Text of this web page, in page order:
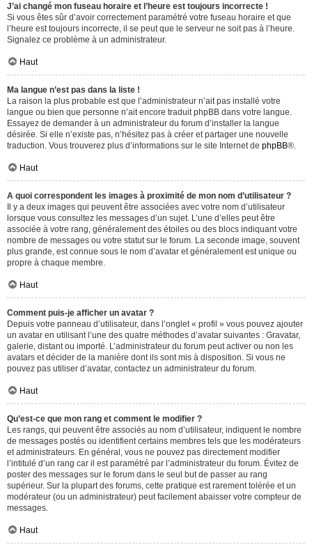
J’ai changé mon fuseau horaire et l’heure est toujours incorrecte !
Si vous êtes sûr d’avoir correctement paramétré votre fuseau horaire et que
l’heure est toujours incorrecte, il se peut que le serveur ne soit pas à l’heure.
Signalez ce problème à un administrateur.
Haut
Ma langue n’est pas dans la liste !
La raison la plus probable est que l’administrateur n’ait pas installé votre
langue ou bien que personne n’ait encore traduit phpBB dans votre langue.
Essayez de demander à un administrateur du forum d’installer la langue
désirée. Si elle n’existe pas, n’hésitez pas à créer et partager une nouvelle
traduction. Vous trouverez plus d’informations sur le site Internet de phpBB®.
Haut
A quoi correspondent les images à proximité de mon nom d’utilisateur ?
Il y a deux images qui peuvent être associées avec votre nom d’utilisateur
lorsque vous consultez les messages d’un sujet. L’une d’elles peut être
associée à votre rang, généralement des étoiles ou des blocs indiquant votre
nombre de messages ou votre statut sur le forum. La seconde image, souvent
plus grande, est connue sous le nom d’avatar et généralement est unique ou
propre à chaque membre.
Haut
Comment puis-je afficher un avatar ?
Depuis votre panneau d’utilisateur, dans l’onglet « profil » vous pouvez ajouter
un avatar en utilisant l’une des quatre méthodes d’avatar suivantes : Gravatar,
galerie, distant ou importé. L’administrateur du forum peut activer ou non les
avatars et décider de la manière dont ils sont mis à disposition. Si vous ne
pouvez pas utiliser d’avatar, contactez un administrateur du forum.
Haut
Qu’est-ce que mon rang et comment le modifier ?
Les rangs, qui peuvent être associés au nom d’utilisateur, indiquent le nombre
de messages postés ou identifient certains membres tels que les modérateurs
et administrateurs. En général, vous ne pouvez pas directement modifier
l’intitulé d’un rang car il est paramétré par l’administrateur du forum. Évitez de
poster des messages sur le forum dans le seul but de passer au rang
supérieur. Sur la plupart des forums, cette pratique est rarement tolérée et un
modérateur (ou un administrateur) peut facilement abaisser votre compteur de
messages.
Haut